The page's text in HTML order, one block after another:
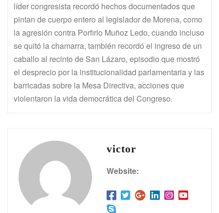
líder congresista recordó hechos documentados que
pintan de cuerpo entero al legislador de Morena, como
la agresión contra Porfirio Muñoz Ledo, cuando incluso
se quitó la chamarra, también recordó el ingreso de un
caballo al recinto de San Lázaro, episodio que mostró
el desprecio por la institucionalidad parlamentaria y las
barricadas sobre la Mesa Directiva, acciones que
violentaron la vida democrática del Congreso.
victor
Website: